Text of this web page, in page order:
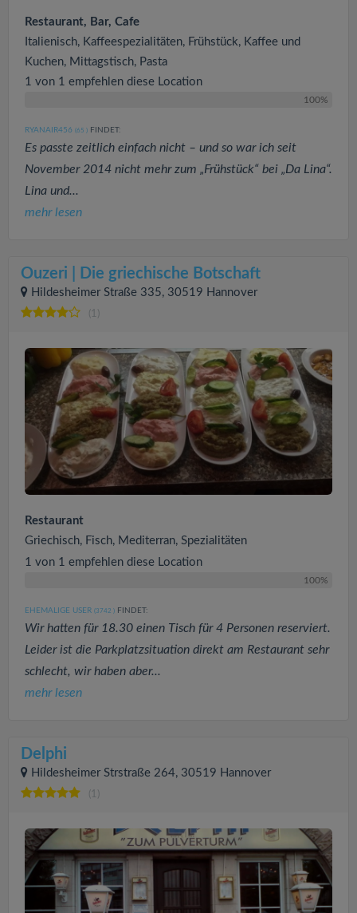
Restaurant, Bar, Cafe
Italienisch, Kaffeespezialitäten, Frühstück, Kaffee und
Kuchen, Mittagstisch, Pasta
1 von 1 empfehlen diese Location
100%
RYANAIR456 (65 ) FINDET:
Es passte zeitlich einfach nicht – und so war ich seit
November 2014 nicht mehr zum „Frühstück“ bei „Da Lina“.
Lina und...
mehr lesen
Ouzeri | Die griechische Botschaft
Hildesheimer Straße 335, 30519 Hannover
(1)
Restaurant
Griechisch, Fisch, Mediterran, Spezialitäten
1 von 1 empfehlen diese Location
100%
EHEMALIGE USER (3742 ) FINDET:
Wir hatten für 18.30 einen Tisch für 4 Personen reserviert.
Leider ist die Parkplatzsituation direkt am Restaurant sehr
schlecht, wir haben aber...
mehr lesen
Delphi
Hildesheimer Strstraße 264, 30519 Hannover
(1)